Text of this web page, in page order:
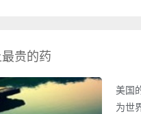
贵的药
美国
为世